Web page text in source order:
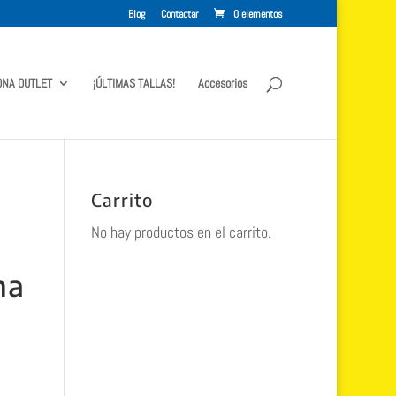
Blog Contactar 0 elementos
OUTLET ¡ÚLTIMAS TALLAS! Accesorios
Carrito
No hay productos en el carrito.